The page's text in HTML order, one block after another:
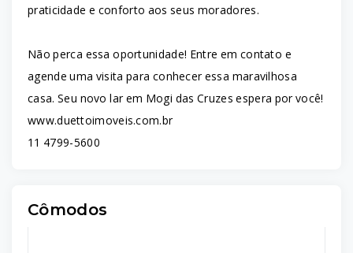
praticidade e conforto aos seus moradores.
Não perca essa oportunidade! Entre em contato e
agende uma visita para conhecer essa maravilhosa
casa. Seu novo lar em Mogi das Cruzes espera por você!
www.duettoimoveis.com.br
11 4799-5600
Cômodos